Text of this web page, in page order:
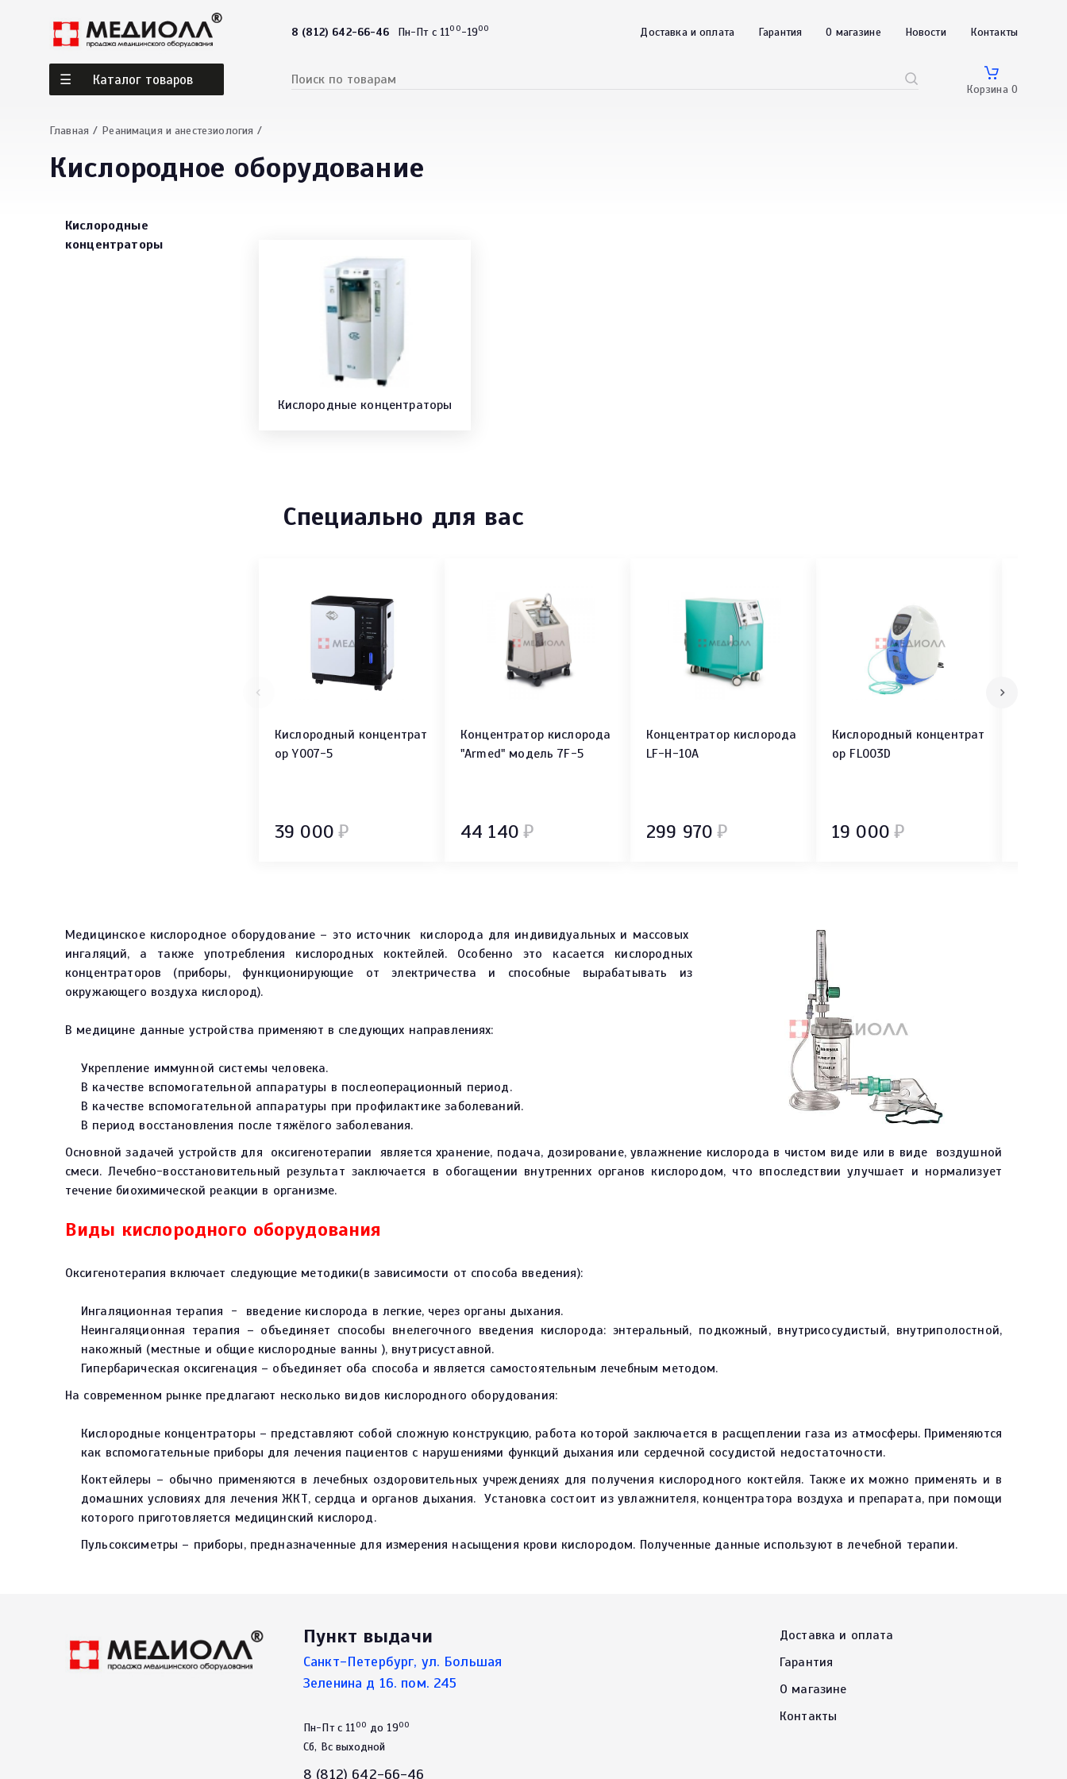
8 (812) 642-66-46 Пн-Пт с 1100-1900 Доставка и оплата Гарантия О магазине Новости Контакты
Каталог товаров
Корзина 0
Главная Реанимация и анестезиология
Кислородное оборудование
Кислородные
концентраторы
Кислородные концентраторы
Специально для вас
Кислородный концентрат
ор Y007-5
39 000 ₽
Концентратор кислорода
"Armed" модель 7F-5
44 140 ₽
Концентратор кислорода
LF-H-10А
299 970 ₽
Кислородный концентрат
ор FL003D
19 000 ₽
Медицинское кислородное оборудование – это источник кислорода для индивидуальных и массовых
ингаляций, а также употребления кислородных коктейлей. Особенно это касается кислородных
концентраторов (приборы, функционирующие от электричества и способные вырабатывать из
окружающего воздуха кислород).
В медицине данные устройства применяют в следующих направлениях:
Укрепление иммунной системы человека.
В качестве вспомогательной аппаратуры в послеоперационный период.
В качестве вспомогательной аппаратуры при профилактике заболеваний.
В период восстановления после тяжёлого заболевания.
Основной задачей устройств для оксигенотерапии является хранение, подача, дозирование, увлажнение кислорода в чистом виде или в виде воздушной
смеси. Лечебно-восстановительный результат заключается в обогащении внутренних органов кислородом, что впоследствии улучшает и нормализует
течение биохимической реакции в организме.
Виды кислородного оборудования
Оксигенотерапия включает следующие методики(в зависимости от способа введения):
Ингаляционная терапия - введение кислорода в легкие, через органы дыхания.
Неингаляционная терапия – объединяет способы внелегочного введения кислорода: энтеральный, подкожный, внутрисосудистый, внутриполостной,
накожный (местные и общие кислородные ванны ), внутрисуставной.
Гипербарическая оксигенация – объединяет оба способа и является самостоятельным лечебным методом.
На современном рынке предлагают несколько видов кислородного оборудования:
Кислородные концентраторы – представляют собой сложную конструкцию, работа которой заключается в расщеплении газа из атмосферы. Применяются
как вспомогательные приборы для лечения пациентов с нарушениями функций дыхания или сердечной сосудистой недостаточности.
Коктейлеры – обычно применяются в лечебных оздоровительных учреждениях для получения кислородного коктейля. Также их можно применять и в
домашних условиях для лечения ЖКТ, сердца и органов дыхания. Установка состоит из увлажнителя, концентратора воздуха и препарата, при помощи
которого приготовляется медицинский кислород.
Пульсоксиметры – приборы, предназначенные для измерения насыщения крови кислородом. Полученные данные используют в лечебной терапии.
Пункт выдачи
Санкт-Петербург, ул. Большая
Зеленина д 16. пом. 245
Пн-Пт с 1100 до 1900
Сб, Вс выходной
8 (812) 642-66-46
Доставка и оплата
Гарантия
О магазине
Контакты